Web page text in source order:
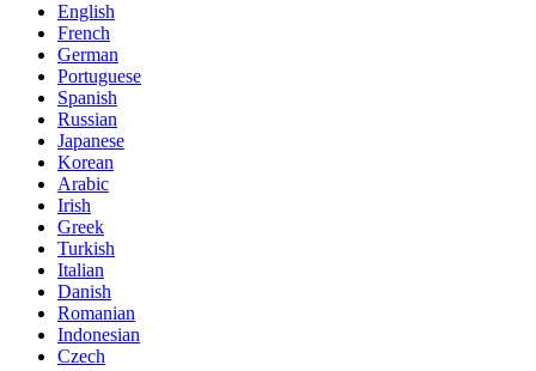
English
French
German
Portuguese
Spanish
Russian
Japanese
Korean
Arabic
Irish
Greek
Turkish
Italian
Danish
Romanian
Indonesian
Czech